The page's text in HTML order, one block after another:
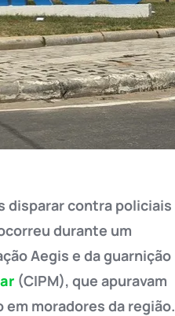
disparar contra policiais
durante um
Aegis e da guarnição
(CIPM), que apuravam
moradores da região.